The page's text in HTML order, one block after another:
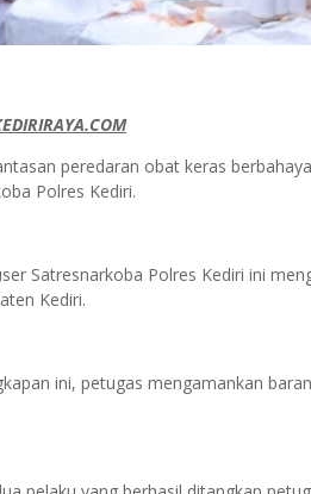
peredaran obat keras
Polres Kediri.
Satresnarkoba Polres Kediri ini
Kediri.
ini, petugas mengamankan